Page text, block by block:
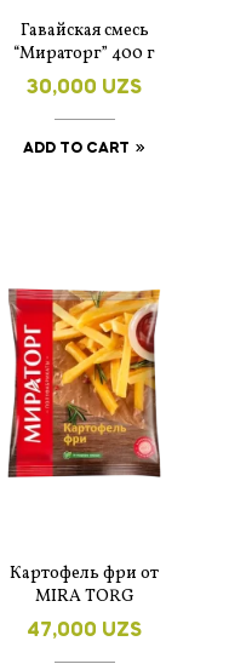
Гавайская смесь
“Мираторг” 400 г
30,000 UZS
ADD TO CART
Картофель фри от
MIRA TORG
47,000 UZS